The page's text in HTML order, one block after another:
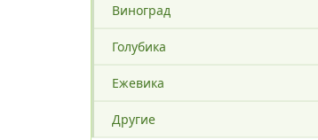
Виноград
Голубика
Ежевика
Другие